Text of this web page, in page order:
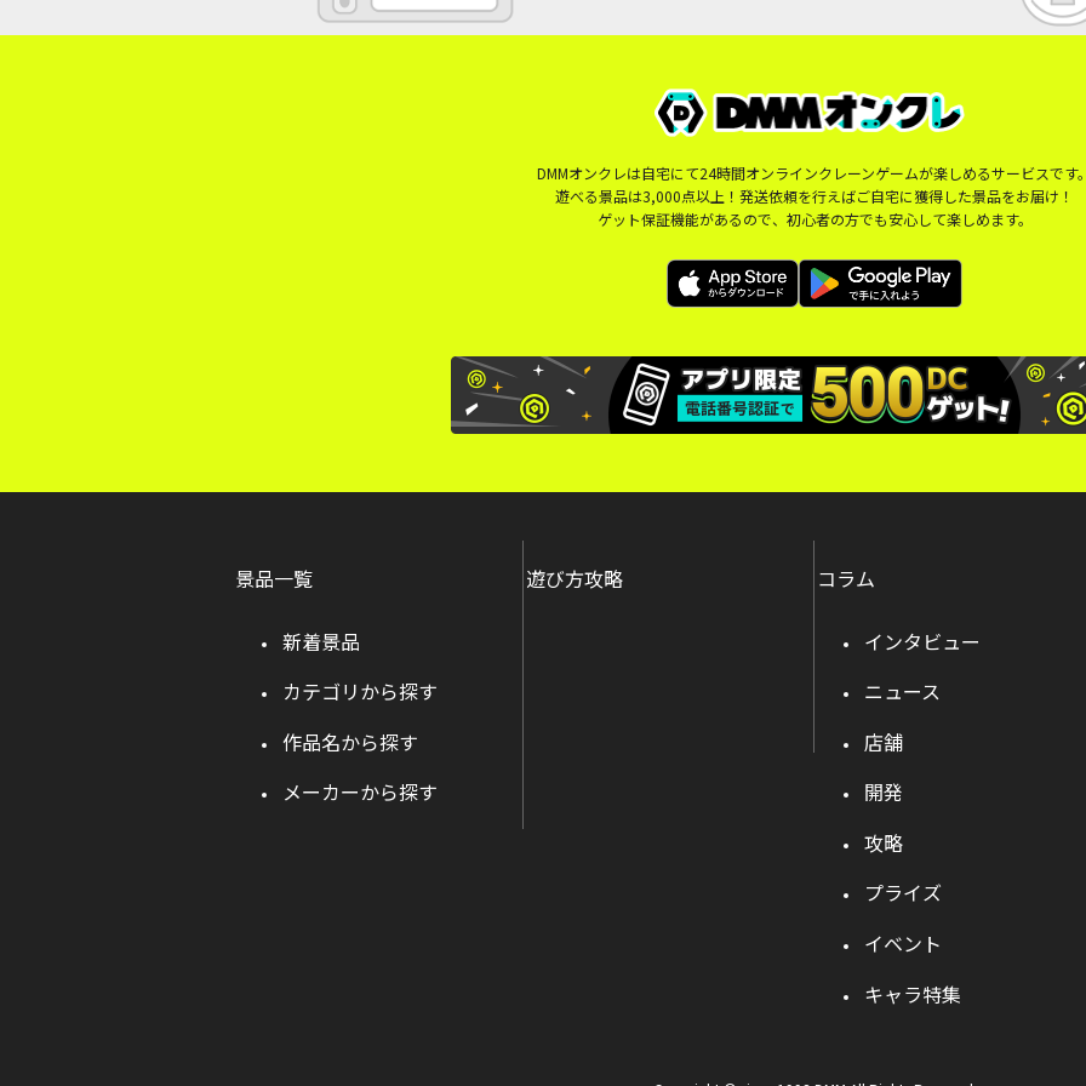
DMMオンクレは自宅にて24時間オンラインクレーンゲームが楽しめるサービスです
遊べる景品は3,000点以上！発送依頼を行えばご自宅に獲得した景品をお届け！
ゲット保証機能があるので、初心者の方でも安心して楽しめます。
景品一覧
新着景品
カテゴリから探す
作品名から探す
メーカーから探す
遊び方攻略 コラム
インタビュー
ニュース
店舗
開発
攻略
プライズ
イベント
キャラ特集